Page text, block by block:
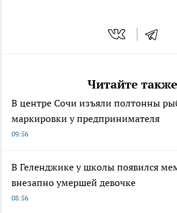
Читайте
В центре Сочи изъяли полтонны
маркировки у предпринимателя
09:56
В Геленджике у школы появился
внезапно умершей девочке
08:56